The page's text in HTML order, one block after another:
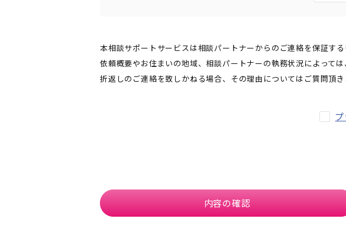
本相談サポートサービスは相談パートナーからのご連絡を保証する
依頼概要やお住まいの地域、相談パートナーの執務状況によって
折返しのご連絡を致しかねる場合、その理由についてはご質問頂
内容の確認